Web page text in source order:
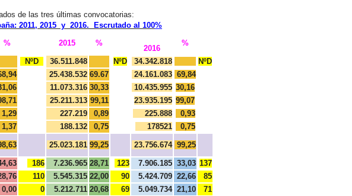
de las tres últimas convocatorias:
2011, 2015 y 2016. Escrutado al 100%
% 2015 %
2016
%
NºD 36.511.848 NºD 34.342.818
NºD
25.438.532 69.67 24.161.083 69,84
11.073.316 30,33 10.435.955 30,16
25.211.313 99,11 23.935.195 99,07
1,29 227.219 0,89 225.888
0,93
1,37 188.132 0,75 178521 0,75
25.023.181 99,25 23.756.674 99,25
186 7.236.965 28,71 123 7.906.185 33,03 137
110 5.545.315 22,00 90 5.424.709 22,66
85
0,00 0 5.212.711 20,68 69 5.049.734 21,10
71